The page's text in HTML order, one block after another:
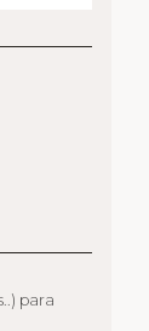
para